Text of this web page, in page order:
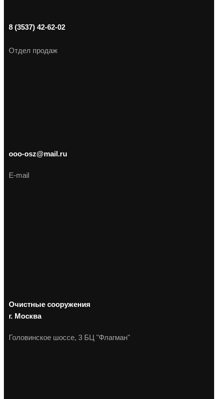
8 (3537) 42-62-02
Отдел продаж
ooo-osz@mail.ru
E-mail
Очистные сооружения
г. Москва
Головинское шоссе, 3 БЦ "Флагман"